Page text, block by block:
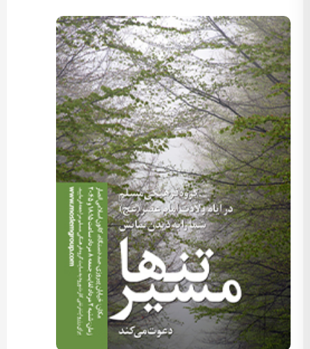
کارگردان: مسعود اسماعیلی